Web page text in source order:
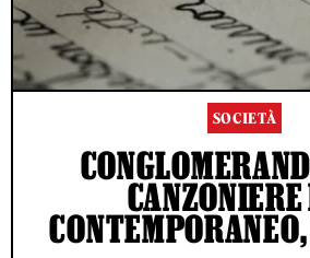
SOCIETÀ